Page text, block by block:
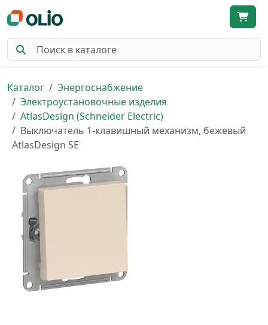
Каталог
Энергоснабжение
Электроустановочные изделия
AtlasDesign (Schneider Electric)
Выключатель 1-клавишный механизм, бежевый
AtlasDesign SE